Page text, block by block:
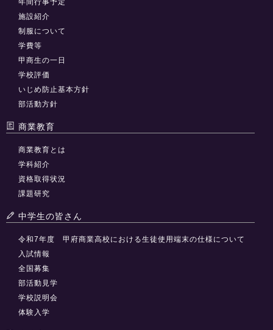
施設紹介
制服について
学費等
甲商生の一日
学校評価
いじめ防止基本方針
部活動方針
商業教育
商業教育とは
学科紹介
資格取得状況
課題研究
中学生の皆さん
令和7年度 甲府商業高校における生徒使用端末の仕様について
入試情報
全国募集
部活動見学
学校説明会
体験入学